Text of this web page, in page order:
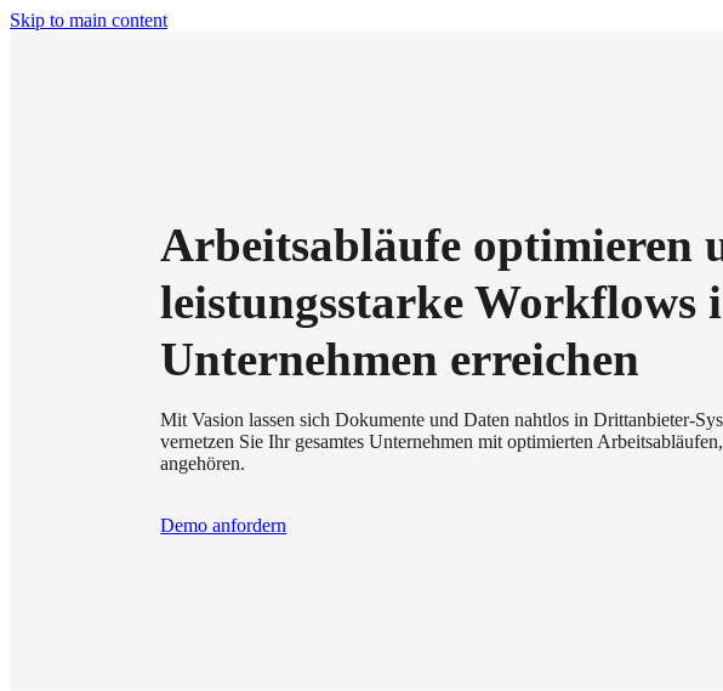
Skip to main content
Arbeitsabläufe optimieren
leistungsstarke Workflows
Unternehmen erreichen
Mit Vasion lassen sich Dokumente und Daten nahtlos in Drittanbieter-
vernetzen Sie Ihr gesamtes Unternehmen mit optimierten
angehören.
Demo anfordern